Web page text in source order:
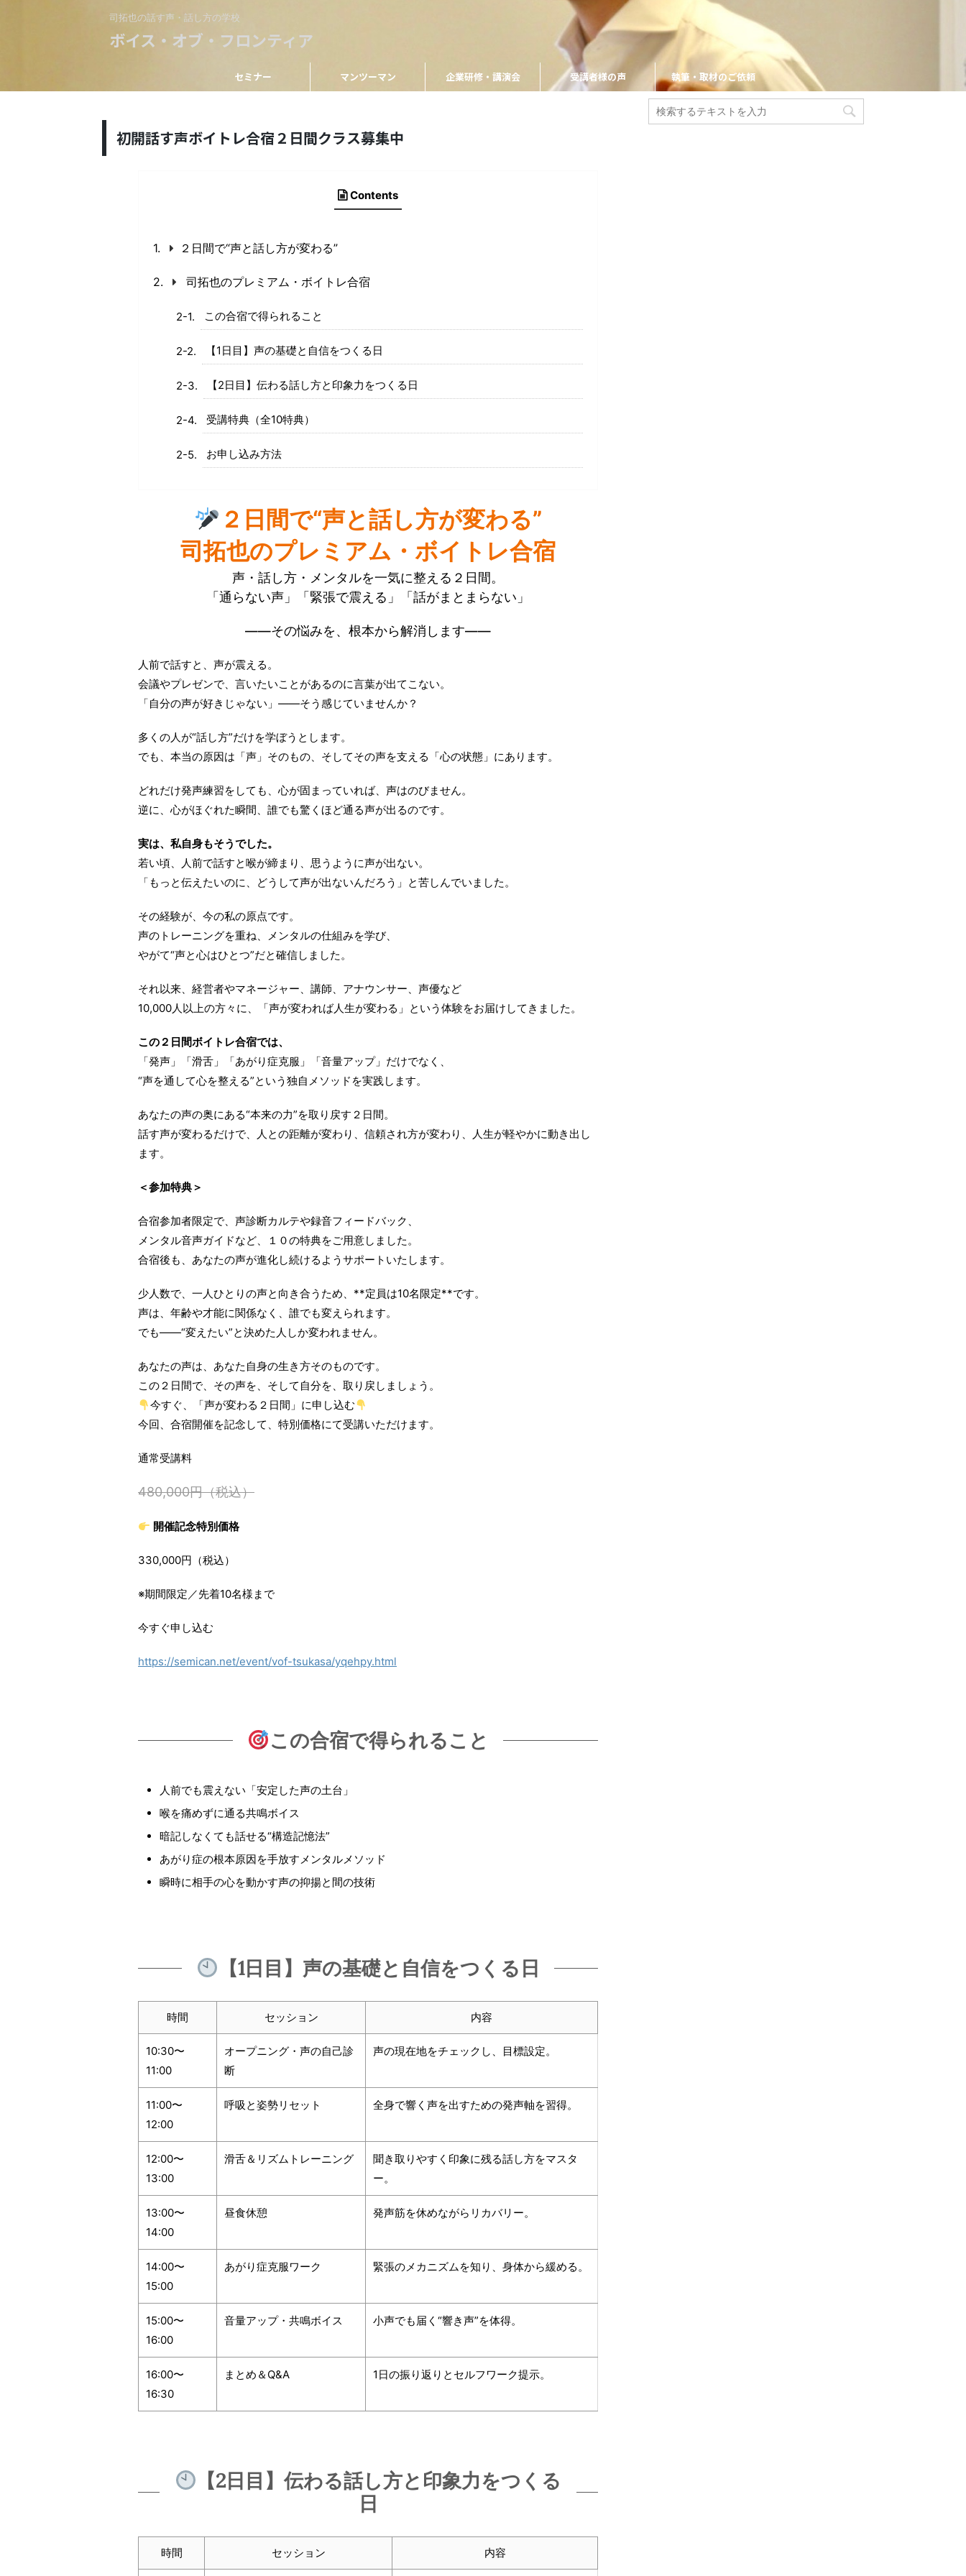
司拓也の話す声・話し方の学校
ボイス・オブ・フロンティア
セミナー マンツーマン 企業研修・講演会 受講者様の声 執筆・取材のご依頼
初開話す声ボイトレ合宿２日間クラス募集中
Contents
２日間で“声と話し方が変わる”
司拓也のプレミアム・ボイトレ合宿
この合宿で得られること
【1日目】声の基礎と自信をつくる日
【2日目】伝わる話し方と印象力をつくる日
受講特典（全10特典）
お申し込み方法
２日間で“声と話し方が変わる”
司拓也のプレミアム・ボイトレ合宿
声・話し方・メンタルを一気に整える２日間。
「通らない声」「緊張で震える」「話がまとまらない」
――その悩みを、根本から解消します――
人前で話すと、声が震える。
会議やプレゼンで、言いたいことがあるのに言葉が出てこない。
「自分の声が好きじゃない」――そう感じていませんか？
多くの人が“話し方”だけを学ぼうとします。
でも、本当の原因は「声」そのもの、そしてその声を支える「心の状態」にあります。
どれだけ発声練習をしても、心が固まっていれば、声はのびません。
逆に、心がほぐれた瞬間、誰でも驚くほど通る声が出るのです。
実は、私自身もそうでした。
若い頃、人前で話すと喉が締まり、思うように声が出ない。
「もっと伝えたいのに、どうして声が出ないんだろう」と苦しんでいました。
その経験が、今の私の原点です。
声のトレーニングを重ね、メンタルの仕組みを学び、
やがて“声と心はひとつ”だと確信しました。
それ以来、経営者やマネージャー、講師、アナウンサー、声優など
10,000人以上の方々に、「声が変われば人生が変わる」という体験をお届けしてきました。
この２日間ボイトレ合宿では、
「発声」「滑舌」「あがり症克服」「音量アップ」だけでなく、
“声を通して心を整える”という独自メソッドを実践します。
あなたの声の奥にある“本来の力”を取り戻す２日間。
話す声が変わるだけで、人との距離が変わり、信頼され方が変わり、人生が軽やかに動き出し
ます。
＜参加特典＞
合宿参加者限定で、声診断カルテや録音フィードバック、
メンタル音声ガイドなど、１０の特典をご用意しました。
合宿後も、あなたの声が進化し続けるようサポートいたします。
少人数で、一人ひとりの声と向き合うため、**定員は10名限定**です。
声は、年齢や才能に関係なく、誰でも変えられます。
でも――“変えたい”と決めた人しか変われません。
あなたの声は、あなた自身の生き方そのものです。
この２日間で、その声を、そして自分を、取り戻しましょう。
今すぐ、「声が変わる２日間」に申し込む
今回、合宿開催を記念して、特別価格にて受講いただけます。
通常受講料
480,000円（税込）
開催記念特別価格
330,000円（税込）
※期間限定／先着10名様まで
今すぐ申し込む
https://semican.net/event/vof-tsukasa/yqehpy.html
この合宿で得られること
人前でも震えない「安定した声の土台」
喉を痛めずに通る共鳴ボイス
暗記しなくても話せる“構造記憶法”
あがり症の根本原因を手放すメンタルメソッド
瞬時に相手の心を動かす声の抑揚と間の技術
【1日目】声の基礎と自信をつくる日
時間 セッション 内容
10:30〜
11:00
オープニング・声の自己診
断
声の現在地をチェックし、目標設定。
11:00〜
12:00
呼吸と姿勢リセット 全身で響く声を出すための発声軸を習得。
12:00〜
13:00
滑舌＆リズムトレーニング
聞き取りやすく印象に残る話し方をマスタ
ー。
13:00〜
14:00
昼食休憩 発声筋を休めながらリカバリー。
14:00〜
15:00
あがり症克服ワーク 緊張のメカニズムを知り、身体から緩める。
15:00〜
16:00
音量アップ・共鳴ボイス 小声でも届く“響き声”を体得。
16:00〜
16:30
まとめ＆Q&A 1日の振り返りとセルフワーク提示。
【2日目】伝わる話し方と印象力をつくる
日
時間 セッション 内容